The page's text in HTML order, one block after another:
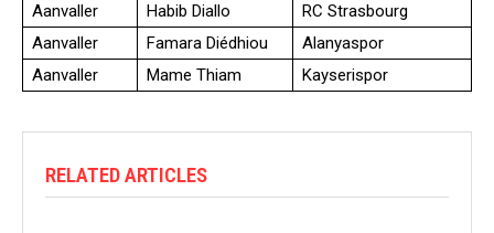
Aanvaller
Habib Diallo
RC Strasbourg
Aanvaller
Famara Diédhiou
Alanyaspor
Aanvaller
Mame Thiam Kayserispor
RELATED ARTICLES